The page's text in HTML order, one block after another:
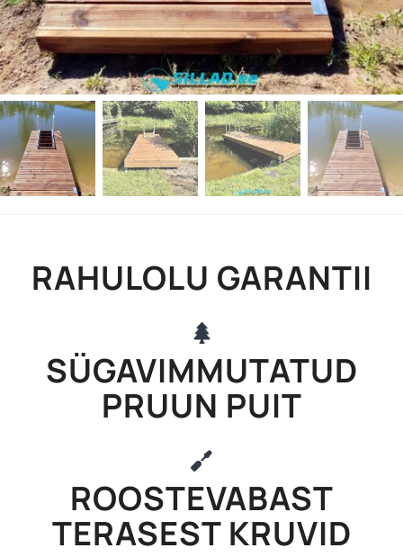
RAHULOLU GARANTII
SÜGAVIMMUTATUD
PRUUN PUIT
ROOSTEVABAST
TERASEST KRUVID